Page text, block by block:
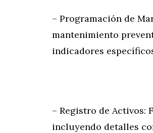
– Programación de
mantenimiento
indicadores
– Registro de Activos:
incluyendo detalles